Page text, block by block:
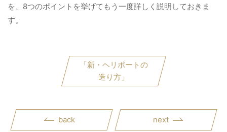
を、8つのポイントを挙げてもう一度詳しく説明しておきま
す。
「新・ヘリポートの
造り方」
back next